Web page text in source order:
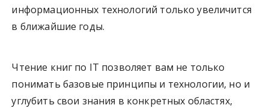
информационных технологий только увеличится
в ближайшие годы.
Чтение книг по IT позволяет вам не только
понимать базовые принципы и технологии, но и
углубить свои знания в конкретных областях,